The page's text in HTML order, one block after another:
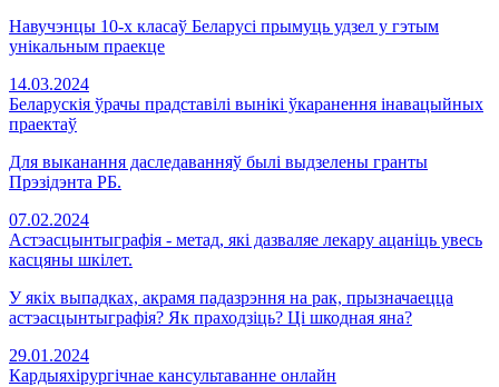
Навучэнцы 10-х класаў Беларусі прымуць удзел у гэтым
унікальным праекце
14.03.2024
Беларускія ўрачы прадставілі вынікі ўкаранення інавацыйных
праектаў
Для выканання даследаванняў былі выдзелены гранты
Прэзідэнта РБ.
07.02.2024
Астэасцынтыграфія - метад, які дазваляе лекару ацаніць увесь
касцяны шкілет.
У якіх выпадках, акрамя падазрэння на рак, прызначаецца
астэасцынтыграфія? Як праходзіць? Ці шкодная яна?
29.01.2024
Кардыяхірургічнае кансультаванне онлайн